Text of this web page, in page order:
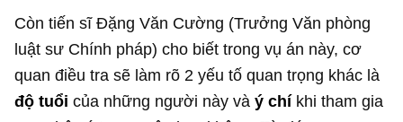
Còn tiến sĩ Đặng Văn Cường (Trưởng Văn phòng
luật sư Chính pháp) cho biết trong vụ án này, cơ
quan điều tra sẽ làm rõ 2 yếu tố quan trọng khác là
độ tuổi của những người này vàý chí khi tham gia